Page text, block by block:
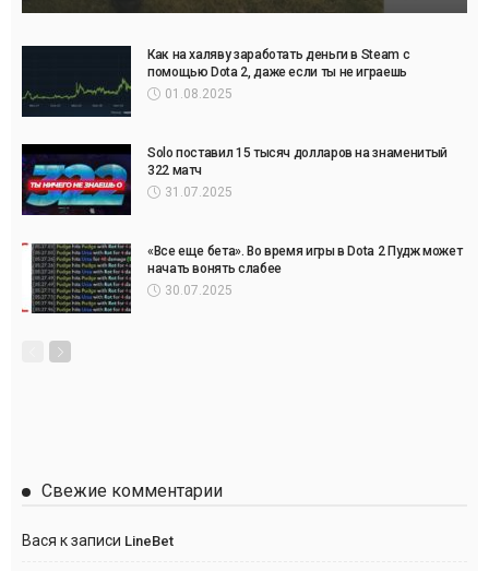
Как на халяву заработать деньги в Steam с
помощью Dota 2, даже если ты не играешь
01.08.2025
Solo поставил 15 тысяч долларов на знаменитый
322 матч
31.07.2025
«Все еще бета». Во время игры в Dota 2 Пудж может
начать вонять слабее
30.07.2025
Свежие комментарии
Вася к записи LineBet